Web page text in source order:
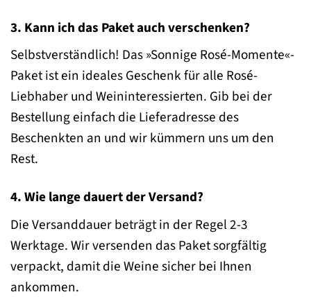
3. Kann ich das Paket auch verschenken?
Selbstverständlich! Das »Sonnige Rosé-Momente«-
Paket ist ein ideales Geschenk für alle Rosé-
Liebhaber und Weininteressierten. Gib bei der
Bestellung einfach die Lieferadresse des
Beschenkten an und wir kümmern uns um den
Rest.
4. Wie lange dauert der Versand?
Die Versanddauer beträgt in der Regel 2-3
Werktage. Wir versenden das Paket sorgfältig
verpackt, damit die Weine sicher bei Ihnen
ankommen.